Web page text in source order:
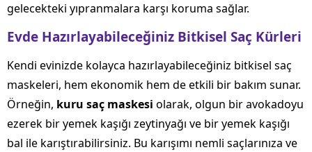
gelecekteki yıpranmalara karşı koruma sağlar.
Evde Hazırlayabileceğiniz Bitkisel Saç Kürleri
Kendi evinizde kolayca hazırlayabileceğiniz bitkisel saç
maskeleri, hem ekonomik hem de etkili bir bakım sunar.
Örneğin, kuru saç maskesi olarak, olgun bir avokadoyu
ezerek bir yemek kaşığı zeytinyağı ve bir yemek kaşığı
bal ile karıştırabilirsiniz. Bu karışımı nemli saçlarınıza ve